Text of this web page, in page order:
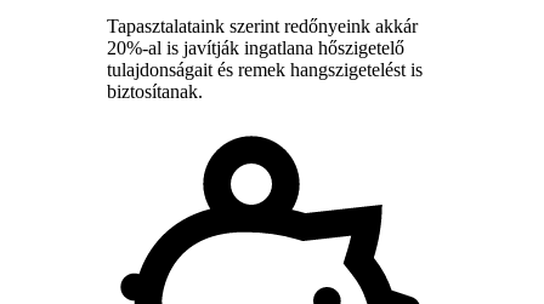
Tapasztalataink szerint redőnyeink akkár
20%-al is javítják ingatlana hőszigetelő
tulajdonságait és remek hangszigetelést is
biztosítanak.